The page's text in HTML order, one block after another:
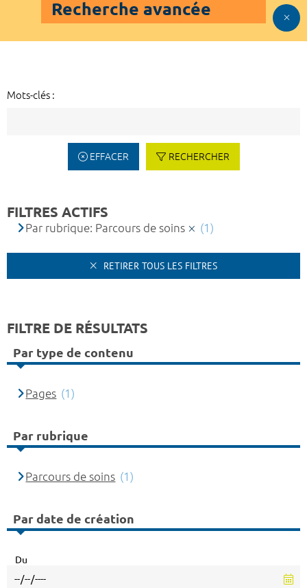
Recherche avancée
Mots-clés :
EFFACER RECHERCHER
FILTRES ACTIFS
Par rubrique: Parcours de soins (1)
RETIRER TOUS LES FILTRES
FILTRE DE RÉSULTATS
Par type de contenu
Pages (1)
Par rubrique
Parcours de soins (1)
Par date de création
Du